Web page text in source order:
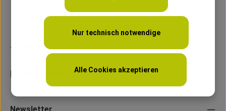
Service
Laden Öffnungszeiten
Nur technisch notwendige
Alle Cookies akzeptieren